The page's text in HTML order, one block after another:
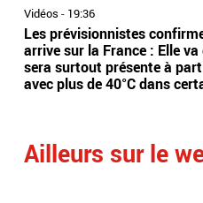
Vidéos - 19:36
Les prévisionnistes
arrive sur la France : Elle
sera surtout présente à
avec plus de 40°C dans
Ailleurs sur le